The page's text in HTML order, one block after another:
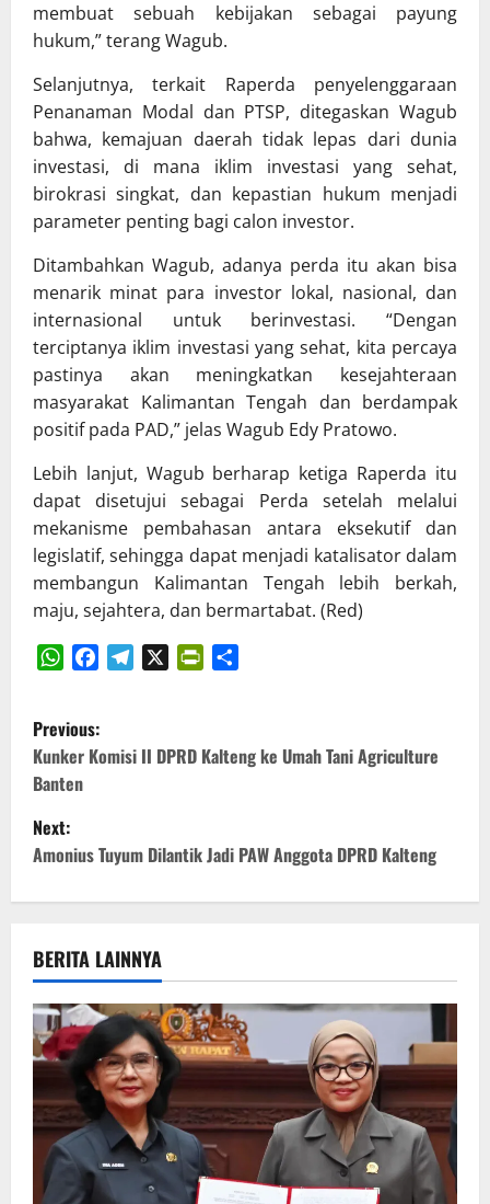
membuat sebuah kebijakan sebagai payung
hukum,” terang Wagub.
Selanjutnya, terkait Raperda penyelenggaraan
Penanaman Modal dan PTSP, ditegaskan Wagub
bahwa, kemajuan daerah tidak lepas dari dunia
investasi, di mana iklim investasi yang sehat,
birokrasi singkat, dan kepastian hukum menjadi
parameter penting bagi calon investor.
Ditambahkan Wagub, adanya perda itu akan bisa
menarik minat para investor lokal, nasional, dan
internasional untuk berinvestasi. “Dengan
terciptanya iklim investasi yang sehat, kita percaya
pastinya akan meningkatkan kesejahteraan
masyarakat Kalimantan Tengah dan berdampak
positif pada PAD,” jelas Wagub Edy Pratowo.
Lebih lanjut, Wagub berharap ketiga Raperda itu
dapat disetujui sebagai Perda setelah melalui
mekanisme pembahasan antara eksekutif dan
legislatif, sehingga dapat menjadi katalisator dalam
membangun Kalimantan Tengah lebih berkah,
maju, sejahtera, dan bermartabat. (Red)
P
o
s
t
n
a
v
i
g
a
Previous:
Kunker Komisi II DPRD Kalteng ke Umah Tani Agriculture
Banten
Next:
Amonius Tuyum Dilantik Jadi PAW Anggota DPRD Kalteng
BERITA LAINNYA